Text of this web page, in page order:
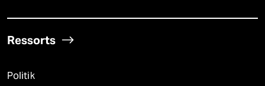
Ressorts
Politik